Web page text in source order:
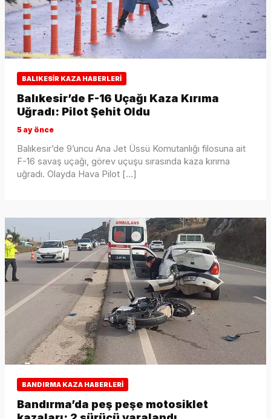
BALIKESIR KAZA HABERLERI
Balıkesir’de F-16 Uçağı Kaza Kırıma
Uğradı: Pilot Şehit Oldu
5 ay önce
Balıkesir’de 9’uncu Ana Jet Üssü Komutanlığı filosuna ait
F-16 savaş uçağı, görev uçuşu sırasında kaza kırıma
uğradı. Olayda Hava Pilot […]
BANDIRMA KAZA HABERLERI
Bandırma’da peş peşe motosiklet